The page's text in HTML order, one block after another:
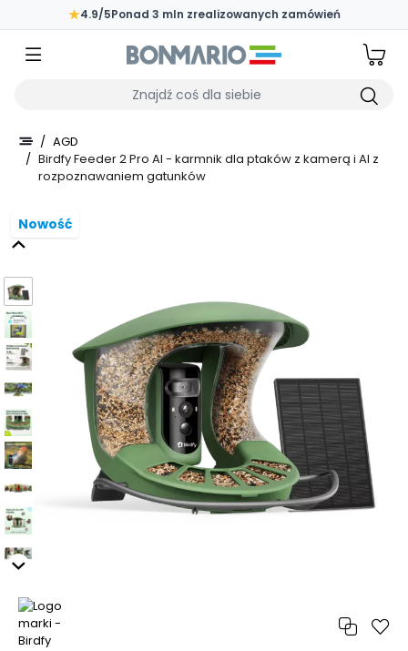
Przejdź do głównej zawartości strony
★4.9/5Ponad 3 mln zrealizowanych zamówień
Wpisz czego szukasz
/ AGD
/ Birdfy Feeder 2 Pro AI - karmnik dla ptaków z kamerą i AI z
rozpoznawaniem gatunków
Nowość